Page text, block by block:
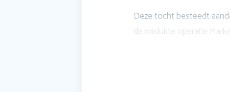
Deze tocht besteedt
de mislukte operatie